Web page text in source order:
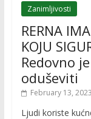
Zanimljivosti
RERNA
KOJU
Redovno
oduševiti
February 13, 2023
Ljudi koriste